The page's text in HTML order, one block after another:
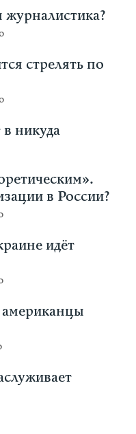
журналистика?
стрелять по
никуда
в России?
идёт